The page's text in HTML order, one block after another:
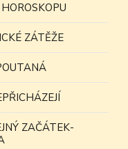
ZÁTĚŽE
ZAČÁTEK-